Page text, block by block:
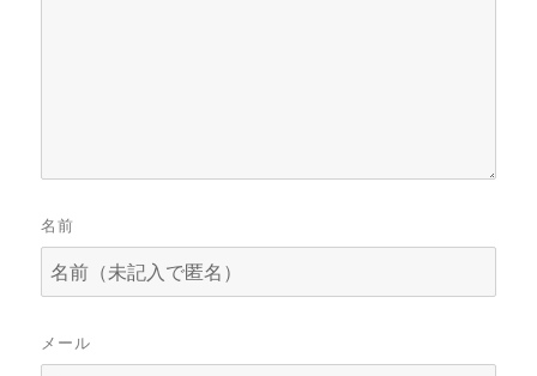
名前
メール